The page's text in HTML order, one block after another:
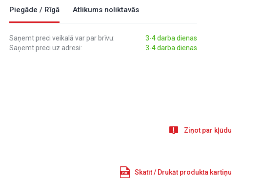
Piegāde / Rīgā Atlikums noliktavās
Saņemt preci veikalā var par brīvu:
3-4 darba dienas
Saņemt preci uz adresi:
3-4 darba dienas
Ziņot par kļūdu
Skatīt / Drukāt produkta kartiņu